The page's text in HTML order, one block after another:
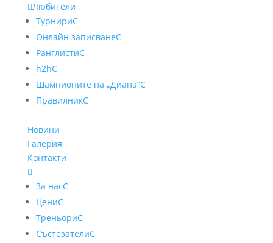
Любители
ТурнириC
Онлайн записванеC
РанглистиC
h2hC
Шампионите на „Диана“C
ПравилникC
Новини
Галерия
Контакти

За насC
ЦениC
ТреньориC
СъстезателиC